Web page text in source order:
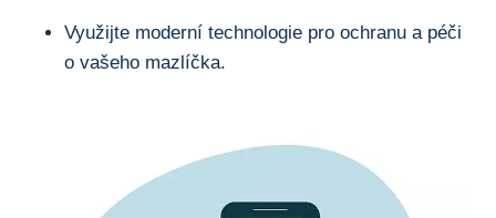
Využijte moderní technologie pro ochranu a péči
o vašeho mazlíčka.